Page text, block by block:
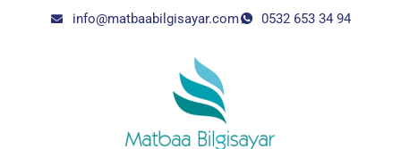
info@matbaabilgisayar.com 0532 653 34 94